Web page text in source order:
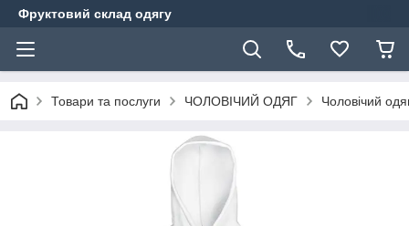
Фруктовий склад одягу
Товари та послуги ЧОЛОВІЧИЙ ОДЯГ Чоловічий